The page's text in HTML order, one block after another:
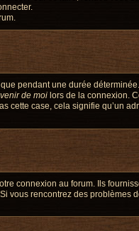
pendant une durée
de moilors de la connexion.
cette case, cela signifie qu’un
connexion au forum. Ils
vous rencontrez des problèmes